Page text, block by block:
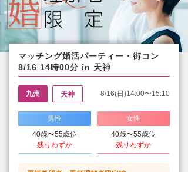
マッチング婚活パーティー・街コン
8/16 14時00分 in 天神
九州 天神 8/16(日)14:00〜15:10
男性
40歳〜55歳位
残りわずか
女性
40歳〜55歳位
残りわずか